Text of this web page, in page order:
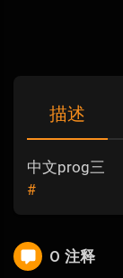
描述
中文prog三
#
0 注释